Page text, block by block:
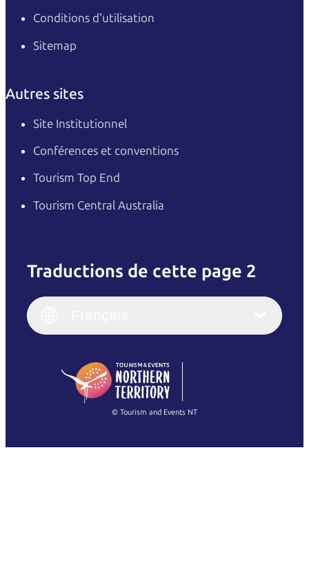
Conditions d'utilisation
Sitemap
Autres sites
Site Institutionnel
Conférences et conventions
Tourism Top End
Tourism Central Australia
Traductions de cette page 2
English
(Singapore)
Français
Italiano
繁體中文
© Tourism and Events NT